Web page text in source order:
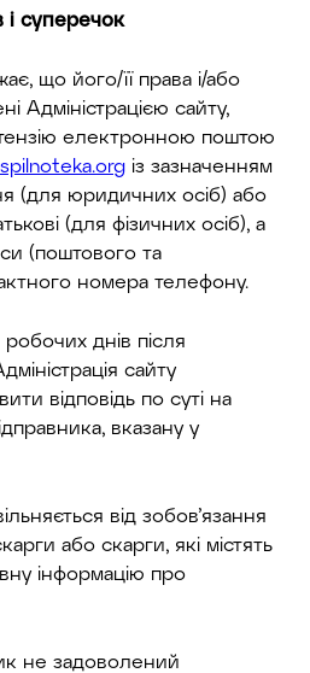
і суперечок
що його/її права і/або
Адміністрацією сайту,
електронною поштою
із зазначенням
(для юридичних осіб) або
(для фізичних осіб), а
(поштового та
номера телефону.
днів після
сайту
відповідь по суті на
вказану у
від зобов’язання
або скарги, які містять
інформацію про
не задоволений